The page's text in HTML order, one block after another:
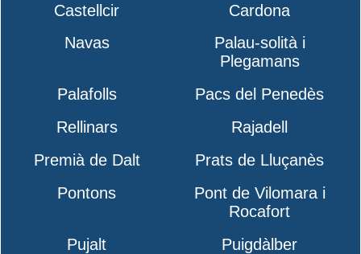
Castellcir
Cardona
Navas
Palau-solità i
Plegamans
Palafolls
Pacs del Penedès
Rellinars
Rajadell
Premià de Dalt
Prats de Lluçanès
Pontons
Pont de Vilomara i
Rocafort
Pujalt
Puigdàlber